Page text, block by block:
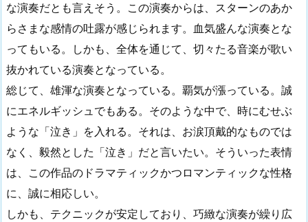
な演奏だとも言えそう。この演奏からは、スターンのあか
らさまな感情の吐露が感じられます。血気盛んな演奏とな
ってもいる。しかも、全体を通じて、切々たる音楽が歌い
抜かれている演奏となっている。
総じて、雄渾な演奏となっている。覇気が漲っている。誠
にエネルギッシュでもある。そのような中で、時にむせぶ
ような「泣き」を入れる。それは、お涙頂戴的なものでは
なく、毅然とした「泣き」だと言いたい。そういった表情
は、この作品のドラマティックかつロマンティックな性格
に、誠に相応しい。
しかも、テクニックが安定しており、巧緻な演奏が繰り広